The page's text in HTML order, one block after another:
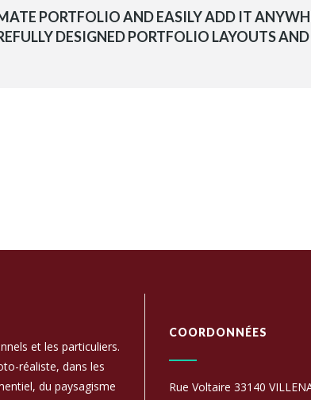
PORTFOLIO AND EASILY ADD IT
DESIGNED PORTFOLIO LAYOUTS
et les particuliers.
réaliste, dans les
du paysagisme
COORDONNÉES
Rue Voltaire 33140